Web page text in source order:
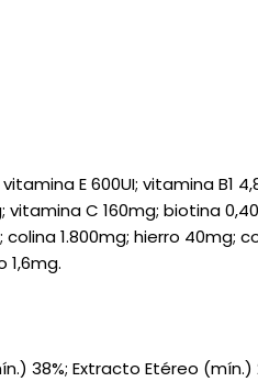
E 600UI; vitamina B1
vitamina C 160mg; biotina
1.800mg; hierro 40mg;
1,6mg.
38%; Extracto Etéreo (mín.)